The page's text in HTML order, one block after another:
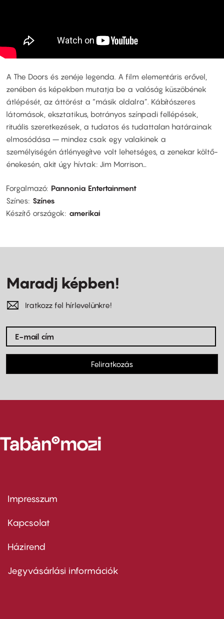
A The Doors és zenéje legenda. A film elementáris erővel,
zenében és képekben mutatja be a valóság küszöbének
átlépését, az áttörést a “másik oldalra”. Kábítószeres
látomások, eksztatikus, botrányos színpadi fellépések,
rituális szeretkezések, a tudatos és tudattalan határainak
elmosódása – mindez csak egy valakinek a
személyiségén átlényegítve volt lehetséges, a zenekar költő-
énekesén, akit úgy hívtak: Jim Morrison…
Forgalmazó Pannonia Entertainment
Színes Színes
Készítő országok
amerikai
Maradj képben!
Iratkozz fel hírlevelünkre!
Feliratkozás
Footer
first
Impresszum
Kapcsolat
Footer
second
Házirend
Jegyvásárlási információk